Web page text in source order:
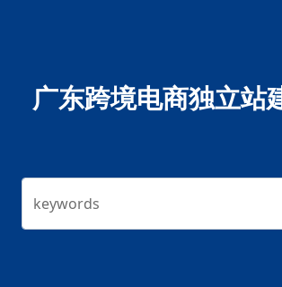
广东跨境电商独立站
keywords